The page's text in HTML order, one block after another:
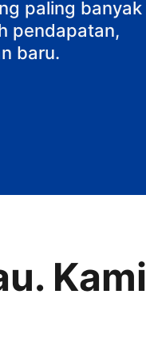
paling banyak
pendapatan,
baru.